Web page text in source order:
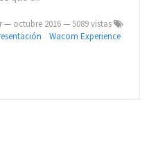
— octubre 2016— 5089 vistas
Wacom Experience